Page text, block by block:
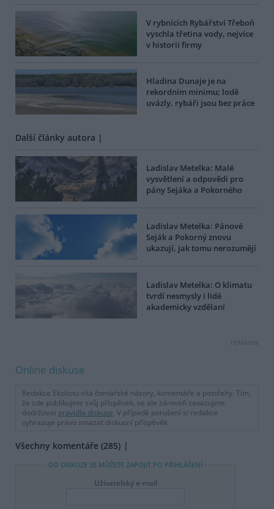
V rybnících Rybářství Třeboň
vyschla třetina vody, nejvíce
v historii firmy
Hladina Dunaje je na
rekordním minimu; lodě
uvázly, rybáři jsou bez práce
Další články autora |
Ladislav Metelka: Malé
vysvětlení a odpovědi pro
pány Sejáka a Pokorného
Ladislav Metelka: Pánové
Seják a Pokorný znovu
ukazují, jak tomu nerozumějí
Ladislav Metelka: O klimatu
tvrdí nesmysly i lidé
akademicky vzdělaní
reklama
Online diskuse
Redakce Ekolistu vítá čtenářské názory, komentáře a postřehy. Tím,
že zde publikujete svůj příspěvek, se ale zároveň zavazujete
dodržovat pravidla diskuse. V případě porušení si redakce
vyhrazuje právo smazat diskusní příspěvěk
Všechny komentáře (285)
DO DISKUZE SE MŮŽETE ZAPOJIT PO PŘIHLÁŠENÍ
Uživatelský e-mail